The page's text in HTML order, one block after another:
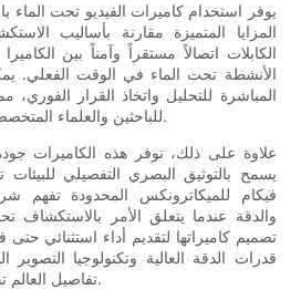
يوفر استخدام كاميرات الفيديو تحت الماء
المزايا المتميزة مقارنة بأساليب
الكابلات اتصالاً مستقراً وآمناً بين
الأنشطة تحت الماء في الوقت الفعلي.
المباشرة للتحليل واتخاذ القرار الفوري،
للباحثين والعلماء المتخصصين في علوم ما تحت الماء.
علاوة على ذلك، توفر هذه الكاميرات
يسمح بالتوثيق البصري التفصيلي
فيكام للميكاترونكس المحدودة تفهم
والدقة عندما يتعلق الأمر بالاستكشاف
تصميم كاميراتها لتقديم أداء استثنائي
قدرات الدقة العالية وتكنولوجيا
تفاصيل العالم تحت الماء بوضوح لا مثيل له.